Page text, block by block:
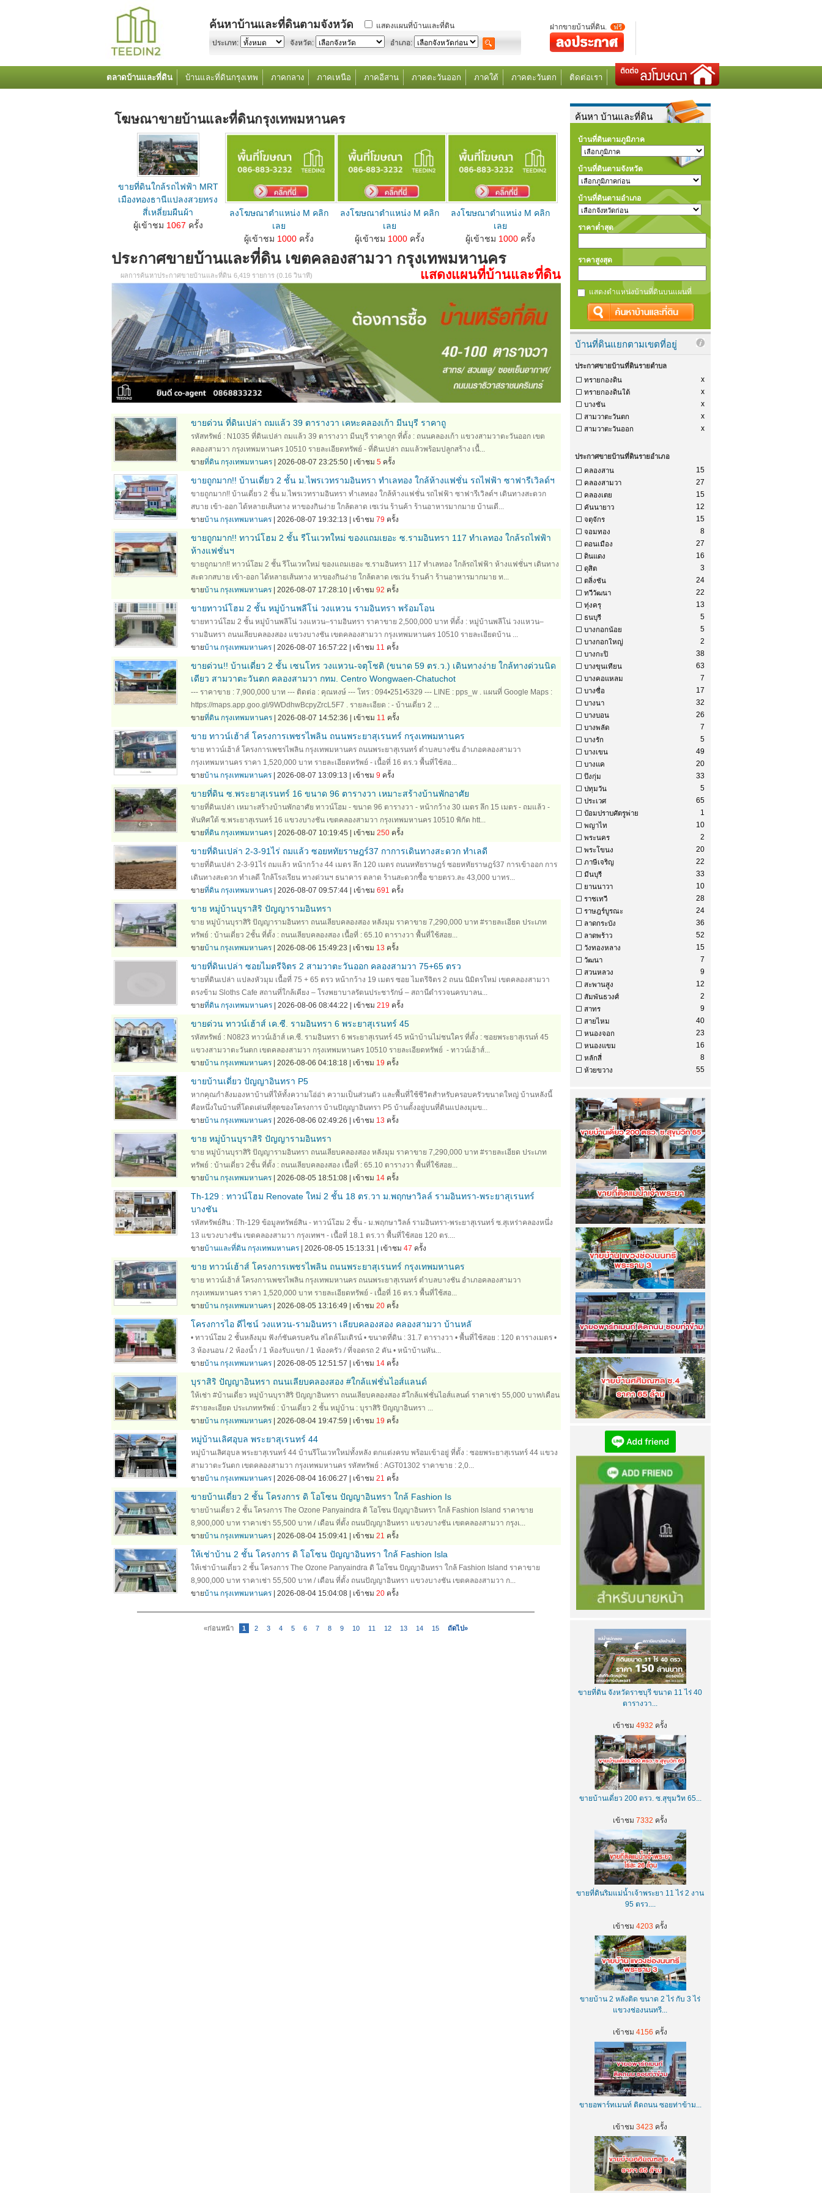
ค้นหาบ้านและที่ดินตามจังหวัด
แสดงแผนที่บ้านและที่ดิน
ประเภท:
จังหวัด: อำเภอ:
ฝากขายบ้านที่ดิน. ฟรี
ตลาดบ้านและที่ดิน บ้านและที่ดินกรุงเทพ ภาคกลาง ภาคเหนือ ภาคอีสาน ภาคตะวันออก ภาคใต้ ภาคตะวันตก ติดต่อเรา
โฆษณาขายบ้านและที่ดินกรุงเทพมหานคร
ขายที่ดินใกล้รถไฟฟ้า MRT
เมืองทองธานีแปลงสวยทรง
สี่เหลี่ยมผืนผ้า
ลงโฆษณาขายบ้านที่ดินตำแหน่ง M คลิกเลย...
ผู้เข้าชม 1067 ครั้ง
ลงโฆษณาตำแหน่ง M คลิก
เลย
ลงโฆษณาขายบ้านที่ดินตำแหน่ง M คลิกเลย...
ผู้เข้าชม 1000ครั้ง
ลงโฆษณาตำแหน่ง M คลิก
เลย
ลงโฆษณาขายบ้านที่ดินตำแหน่ง M คลิกเลย...
ผู้เข้าชม 1000ครั้ง
ลงโฆษณาตำแหน่ง M คลิก
เลย
ลงโฆษณาขายบ้านที่ดินตำแหน่ง M คลิกเลย...
ผู้เข้าชม 1000ครั้ง
ประกาศขายบ้านและที่ดิน เขตคลองสามวา กรุงเทพมหานคร
แสดงแผนที่บ้านและที่ดิน
ผลการค้นหาประกาศขายบ้านและที่ดิน 6,419 รายการ (0.16 วินาที)
ขายด่วน ที่ดินเปล่า ถมแล้ว 39 ตารางวา เคหะคลองเก้า มีนบุรี ราคาถู
รหัสทรัพย์ : N1035 ที่ดินเปล่า ถมแล้ว 39 ตารางวา มีนบุรี ราคาถูก ที่ตั้ง : ถนนคลองเก้า แขวงสามวาตะวันออก เขต
คลองสามวา กรุงเทพมหานคร 10510 รายละเอียดทรัพย์ - ที่ดินเปล่า ถมแล้วพร้อมปลูกสร้าง เนื้...
ขายที่ดิน กรุงเทพมหานคร| 2026-08-07 23:25:50 | เข้าชม 5ครั้ง
ขายถูกมาก!! บ้านเดี่ยว 2 ชั้น ม.ไพรเวทรามอินทรา ทำเลทอง ใกล้ห้างแฟชั่น รถไฟฟ้า ซาฟารีเวิลด์ฯ
ขายถูกมาก!! บ้านเดี่ยว 2 ชั้น ม.ไพรเวทรามอินทรา ทำเลทอง ใกล้ห้างแฟชั่น รถไฟฟ้า ซาฟารีเวิลด์ฯ เดินทางสะดวก
สบาย เข้า-ออก ได้หลายเส้นทาง หาของกินง่าย ใกล้ตลาด เซเว่น ร้านค้า ร้านอาหารมากมาย บ้านเดี...
ขายบ้าน กรุงเทพมหานคร| 2026-08-07 19:32:13 | เข้าชม 79 ครั้ง
ขายถูกมาก!! ทาวน์โฮม 2 ชั้น รีโนเวทใหม่ ของแถมเยอะ ซ.รามอินทรา 117 ทำเลทอง ใกล้รถไฟฟ้า
ห้างแฟชั่นฯ
ขายถูกมาก!! ทาวน์โฮม 2 ชั้น รีโนเวทใหม่ ของแถมเยอะ ซ.รามอินทรา 117 ทำเลทอง ใกล้รถไฟฟ้า ห้างแฟชั่นฯ เดินทาง
สะดวกสบาย เข้า-ออก ได้หลายเส้นทาง หาของกินง่าย ใกล้ตลาด เซเว่น ร้านค้า ร้านอาหารมากมาย ท...
ขายบ้าน กรุงเทพมหานคร| 2026-08-07 17:28:10 | เข้าชม 92 ครั้ง
ขายทาวน์โฮม 2 ชั้น หมู่บ้านพลีโน่ วงแหวน รามอินทรา พร้อมโอน
ขายทาวน์โฮม 2 ชั้น หมู่บ้านพลีโน่ วงแหวน–รามอินทรา ราคาขาย 2,500,000 บาท ที่ตั้ง : หมู่บ้านพลีโน่ วงแหวน–
รามอินทรา ถนนเลียบคลองสอง แขวงบางชัน เขตคลองสามวา กรุงเทพมหานคร 10510 รายละเอียดบ้าน ...
ขายบ้าน กรุงเทพมหานคร| 2026-08-07 16:57:22 | เข้าชม 11 ครั้ง
ขายด่วน!! บ้านเดี่ยว 2 ชั้น เซนโทร วงแหวน-จตุโชติ (ขนาด 59 ตร.ว.) เดินทางง่าย ใกล้ทางด่วนนิด
เดียว สามวาตะวันตก คลองสามวา กทม. Centro Wongwaen-Chatuchot
--- ราคาขาย : 7,900,000 บาท --- ติดต่อ : คุณหงษ์ --- โทร : 094•251•5329 --- LINE : pps_w . แผนที่ Google Maps :
https://maps.app.goo.gl/9WDdhwBcpyZrcL5F7 . รายละเอียด : - บ้านเดี่ยว 2 ...
ขายที่ดิน กรุงเทพมหานคร| 2026-08-07 14:52:36 | เข้าชม 11 ครั้ง
ขาย ทาวน์เฮ้าส์ โครงการเพชรไพลิน ถนนพระยาสุเรนทร์ กรุงเทพมหานคร
ขาย ทาวน์เฮ้าส์ โครงการเพชรไพลิน กรุงเทพมหานคร ถนนพระยาสุเรนทร์ ตำบลบางชัน อำเภอคลองสามวา
กรุงเทพมหานคร ราคา 1,520,000 บาท รายละเอียดทรัพย์ - เนื้อที่ 16 ตร.ว พื้นที่ใช้สอ...
ขายบ้าน กรุงเทพมหานคร| 2026-08-07 13:09:13 | เข้าชม 9 ครั้ง
ขายที่ดิน ซ.พระยาสุเรนทร์ 16 ขนาด 96 ตารางวา เหมาะสร้างบ้านพักอาศัย
ขายที่ดินเปล่า เหมาะสร้างบ้านพักอาศัย ทาวน์โฮม - ขนาด 96 ตารางวา - หน้ากว้าง 30 เมตร ลึก 15 เมตร - ถมแล้ว -
หันทิศใต้ ซ.พระยาสุเรนทร์ 16 แขวงบางชัน เขตคลองสามวา กรุงเทพมหานคร 10510 พิกัด htt...
ขายที่ดิน กรุงเทพมหานคร| 2026-08-07 10:19:45 | เข้าชม 250ครั้ง
ขายที่ดินเปล่า 2-3-91ไร่ ถมแล้ว ซอยหทัยราษฎร์37 กาการเดินทางสะดวก ทำเลดี
ขายที่ดินเปล่า 2-3-91ไร่ ถมแล้ว หน้ากว้าง 44 เมตร ลึก 120 เมตร ถนนหทัยราษฎร์ ซอยหทัยราษฎร์37 การเข้าออก การ
เดินทางสะดวก ทำเลดี ใกล้โรงเรียน ทางด่วนฯ ธนาคาร ตลาด ร้านสะดวกซื้อ ขายตรว.ละ 43,000 บาทร...
ขายที่ดิน กรุงเทพมหานคร| 2026-08-07 09:57:44 | เข้าชม 691 ครั้ง
ขาย หมู่บ้านบุราสิริ ปัญญารามอินทรา
ขาย หมู่บ้านบุราสิริ ปัญญารามอินทรา ถนนเลียบคลองสอง หลังมุม ราคาขาย 7,290,000 บาท #รายละเอียด ประเภท
ทรัพย์ : บ้านเดี่ยว 2ชั้น ที่ตั้ง : ถนนเลียบคลองสอง เนื้อที่ : 65.10 ตารางวา พื้นที่ใช้สอย...
ขายบ้าน กรุงเทพมหานคร| 2026-08-06 15:49:23 | เข้าชม 13 ครั้ง
ขายที่ดินเปล่า ซอยไมตรีจิตร 2 สามวาตะวันออก คลองสามวา 75+65 ตรว
ขายที่ดินเปล่า แปลงหัวมุม เนื้อที่ 75 + 65 ตรว หน้ากว้าง 19 เมตร ซอย ไมตรีจิตร 2 ถนน นิมิตรใหม่ เขตคลองสามวา
ตรงข้าม Sloths Cafe สถานที่ใกล้เคียง – โรงพยาบาลรัตนประชารักษ์ – สถานีตำรวจนครบาลน...
ขายที่ดิน กรุงเทพมหานคร| 2026-08-06 08:44:22 | เข้าชม 219 ครั้ง
ขายด่วน ทาวน์เฮ้าส์ เค.ซี. รามอินทรา 6 พระยาสุเรนทร์ 45
รหัสทรัพย์ : N0823 ทาวน์เฮ้าส์ เค.ซี. รามอินทรา 6 พระยาสุเรนทร์ 45 หน้าบ้านไม่ชนใคร ที่ตั้ง : ซอยพระยาสุเรนท์ 45
แขวงสามวาตะวันตก เขตคลองสามวา กรุงเทพมหานคร 10510 รายละเอียดทรัพย์ - ทาวน์เฮ้าส์...
ขายบ้าน กรุงเทพมหานคร| 2026-08-06 04:18:18 | เข้าชม 19 ครั้ง
ขายบ้านเดี่ยว ปัญญาอินทรา P5
หากคุณกำลังมองหาบ้านที่ให้ทั้งความโอ่อ่า ความเป็นส่วนตัว และพื้นที่ใช้ชีวิตสำหรับครอบครัวขนาดใหญ่ บ้านหลังนี้
คือหนึ่งในบ้านที่โดดเด่นที่สุดของโครงการ บ้านปัญญาอินทรา P5 บ้านตั้งอยู่บนที่ดินแปลงมุมข...
ขายบ้าน กรุงเทพมหานคร| 2026-08-06 02:49:26 | เข้าชม 13 ครั้ง
ขาย หมู่บ้านบุราสิริ ปัญญารามอินทรา
ขาย หมู่บ้านบุราสิริ ปัญญารามอินทรา ถนนเลียบคลองสอง หลังมุม ราคาขาย 7,290,000 บาท #รายละเอียด ประเภท
ทรัพย์ : บ้านเดี่ยว 2ชั้น ที่ตั้ง : ถนนเลียบคลองสอง เนื้อที่ : 65.10 ตารางวา พื้นที่ใช้สอย...
ขายบ้าน กรุงเทพมหานคร| 2026-08-05 18:51:08 | เข้าชม 14ครั้ง
Th-129 : ทาวน์โฮม Renovate ใหม่ 2 ชั้น 18 ตร.วา ม.พฤกษาวิลล์ รามอินทรา-พระยาสุเรนทร์
บางชัน
รหัสทรัพย์สิน : Th-129 ข้อมูลทรัพย์สิน - ทาวน์โฮม 2 ชั้น - ม.พฤกษาวิลล์ รามอินทรา-พระยาสุเรนทร์ ซ.สุเหร่าคลองหนึ่ง
13 แขวงบางชัน เขตคลองสามวา กรุงเทพฯ - เนื้อที่ 18.1 ตร.วา พื้นที่ใช้สอย 120 ตร....
ขายบ้านและที่ดิน กรุงเทพมหานคร| 2026-08-05 15:13:31 | เข้าชม 47 ครั้ง
ขาย ทาวน์เฮ้าส์ โครงการเพชรไพลิน ถนนพระยาสุเรนทร์ กรุงเทพมหานคร
ขาย ทาวน์เฮ้าส์ โครงการเพชรไพลิน กรุงเทพมหานคร ถนนพระยาสุเรนทร์ ตำบลบางชัน อำเภอคลองสามวา
กรุงเทพมหานคร ราคา 1,520,000 บาท รายละเอียดทรัพย์ - เนื้อที่ 16 ตร.ว พื้นที่ใช้สอ...
ขายบ้าน กรุงเทพมหานคร| 2026-08-05 13:16:49 | เข้าชม 20ครั้ง
โครงการไอ ดีไซน์ วงแหวน-รามอินทรา เลียบคลองสอง คลองสามวา บ้านหลั
• ทาวน์โฮม 2 ชั้นหลังมุม ฟังก์ชันครบครัน สไตล์โมเดิรน์ • ขนาดที่ดิน : 31.7 ตารางวา • พื้นที่ใช้สอย : 120 ตารางเมตร •
3 ห้องนอน / 2 ห้องน้ำ / 1 ห้องรับแขก / 1 ห้องครัว / ที่จอดรถ 2 คัน • หน้าบ้านหัน...
ขายบ้าน กรุงเทพมหานคร| 2026-08-05 12:51:57 | เข้าชม 14ครั้ง
บุราสิริ ปัญญาอินทรา ถนนเลียบคลองสอง #ใกล้แฟชั่นไอส์แลนด์
ให้เช่า #บ้านเดี่ยว หมู่บ้านบุราสิริ ปัญญาอินทรา ถนนเลียบคลองสอง #ใกล้แฟชั่นไอส์แลนด์ ราคาเช่า 55,000 บาท/เดือน
#รายละเอียด ประเภททรัพย์ : บ้านเดี่ยว 2 ชั้น หมู่บ้าน : บุราสิริ ปัญญาอินทรา ...
ขายบ้าน กรุงเทพมหานคร| 2026-08-04 19:47:59 | เข้าชม 19 ครั้ง
หมู่บ้านเลิศอุบล พระยาสุเรนทร์ 44
หมู่บ้านเลิศอุบล พระยาสุเรนทร์ 44 บ้านรีโนเวทใหม่ทั้งหลัง ตกแต่งครบ พร้อมเข้าอยู่ ที่ตั้ง : ซอยพระยาสุเรนทร์ 44 แขวง
สามวาตะวันตก เขตคลองสามวา กรุงเทพมหานคร รหัสทรัพย์ : AGT01302 ราคาขาย : 2,0...
ขายบ้าน กรุงเทพมหานคร| 2026-08-04 16:06:27 | เข้าชม 21 ครั้ง
ขายบ้านเดี่ยว 2 ชั้น โครงการ ดิ โอโซน ปัญญาอินทรา ใกล้ Fashion Is
ขายบ้านเดี่ยว 2 ชั้น โครงการ The Ozone Panyaindra ดิ โอโซน ปัญญาอินทรา ใกล้ Fashion Island ราคาขาย
8,900,000 บาท ราคาเช่า 55,500 บาท / เดือน ที่ตั้ง ถนนปัญญาอินทรา แขวงบางชัน เขตคลองสามวา กรุงเ...
ขายบ้าน กรุงเทพมหานคร| 2026-08-04 15:09:41 | เข้าชม 21 ครั้ง
ให้เช่าบ้าน 2 ชั้น โครงการ ดิ โอโซน ปัญญาอินทรา ใกล้ Fashion Isla
ให้เช่าบ้านเดี่ยว 2 ชั้น โครงการ The Ozone Panyaindra ดิ โอโซน ปัญญาอินทรา ใกล้ Fashion Island ราคาขาย
8,900,000 บาท ราคาเช่า 55,500 บาท / เดือน ที่ตั้ง ถนนปัญญาอินทรา แขวงบางชัน เขตคลองสามวา ก...
ขายบ้าน กรุงเทพมหานคร| 2026-08-04 15:04:08 | เข้าชม 20ครั้ง
«ก่อนหน้า 1 2 3 4 5 6 7 8 9 10 11 12 13 14 15 ถัดไป»
ค้นหา บ้านและที่ดิน
บ้านที่ดินตามภูมิภาค
บ้านที่ดินตามจังหวัด
บ้านที่ดินตามอำเภอ
ราคาต่ำสุด
ราคาสูงสุด
แสดงตำแหน่งบ้านที่ดินบนแผนที่
บ้านที่ดินแยกตามเขตที่อยู่
ประกาศขายบ้านที่ดินรายตำบล
x
ทรายกองดิน
x
ทรายกองดินใต้
x
บางชัน
x
สามวาตะวันตก
x
สามวาตะวันออก
ประกาศขายบ้านที่ดินรายอำเภอ
15
คลองสาน
27
คลองสามวา
15
คลองเตย
12
คันนายาว
15
จตุจักร
8
จอมทอง
27
ดอนเมือง
16
ดินแดง
3
ดุสิต
24
ตลิ่งชัน
22
ทวีวัฒนา
13
ทุ่งครุ
5
ธนบุรี
5
บางกอกน้อย
2
บางกอกใหญ่
38
บางกะปิ
63
บางขุนเทียน
7
บางคอแหลม
17
บางซื่อ
32
บางนา
26
บางบอน
7
บางพลัด
5
บางรัก
49
บางเขน
20
บางแค
33
บึงกุ่ม
5
ปทุมวัน
65
ประเวศ
1
ป้อมปราบศัตรูพ่าย
10
พญาไท
2
พระนคร
20
พระโขนง
22
ภาษีเจริญ
33
มีนบุรี
10
ยานนาวา
28
ราชเทวี
24
ราษฎร์บูรณะ
36
ลาดกระบัง
52
ลาดพร้าว
15
วังทองหลาง
7
วัฒนา
9
สวนหลวง
12
สะพานสูง
2
สัมพันธวงศ์
9
สาทร
40
สายไหม
23
หนองจอก
16
หนองแขม
8
หลักสี่
55
ห้วยขวาง
ขายบ้านเดี่ยว 200 ตรว. ซ.สุขุมวิท 65...
เข้าชม7332ครั้ง
ขายที่ดินริมแม่น้ำเจ้าพระยา 11 ไร่ 2 งาน
95 ตรว....
เข้าชม4203 ครั้ง
ขายบ้าน 2 หลังติด ขนาด 2 ไร่ กับ 3 ไร่
แขวงช่องนนทรี...
เข้าชม4156ครั้ง
ขายอพาร์ทเมนท์ ติดถนน ซอยท่าข้าม...
เข้าชม3423ครั้ง
เข้าชม
ขายที่ดิน จังหวัดราชบุรี ขนาด 11 ไร่ 40
ตารางวา...
เข้าชม 4932 ครั้ง
ขายบ้านเดี่ยว 200 ตรว. ซ.สุขุมวิท 65...
เข้าชม 7332 ครั้ง
ขายที่ดินริมแม่น้ำเจ้าพระยา 11 ไร่ 2 งาน
95 ตรว....
เข้าชม 4203 ครั้ง
ขายบ้าน 2 หลังติด ขนาด 2 ไร่ กับ 3 ไร่
แขวงช่องนนทรี...
เข้าชม 4156 ครั้ง
ขายอพาร์ทเมนท์ ติดถนน ซอยท่าข้าม...
เข้าชม 3423 ครั้ง